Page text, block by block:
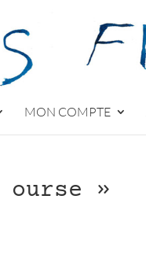
MON COMPTE
ourse »